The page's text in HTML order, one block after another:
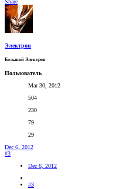
Share
Электрон
Большой Электрон
Пользователь
Mar 30, 2012
504
230
79
29
Dec 6, 2012
#3
Dec 6, 2012
#3